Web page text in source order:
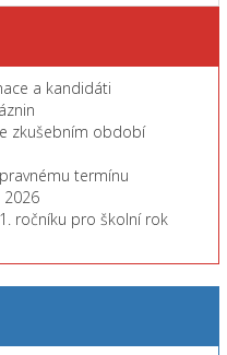
a kandidáti
zkušebním období
termínu
ročníku pro školní rok